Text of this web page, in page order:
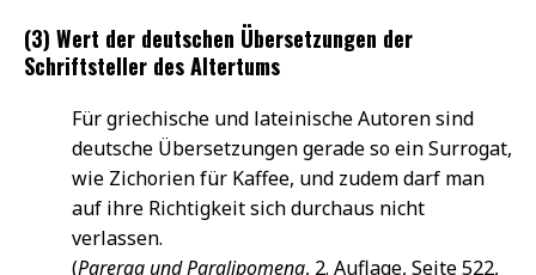
(3) Wert der deutschen Übersetzungen der
Schriftsteller des Altertums
Für griechische und lateinische Autoren sind
deutsche Übersetzungen gerade so ein Surrogat,
wie Zichorien für Kaffee, und zudem darf man
auf ihre Richtigkeit sich durchaus nicht
verlassen.
(Parerga und Paralipomena, 2. Auflage, Seite 522,